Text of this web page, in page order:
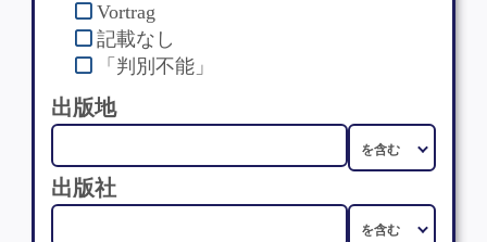
Vortrag
記載なし
「判別不能」
出版地
出版社